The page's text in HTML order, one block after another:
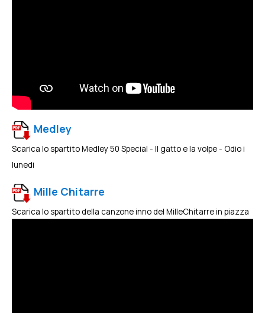
Medley
Scarica lo spartito Medley 50 Special - Il gatto e la volpe - Odio i
lunedi
Mille Chitarre
Scarica lo spartito della canzone inno del MilleChitarre in piazza